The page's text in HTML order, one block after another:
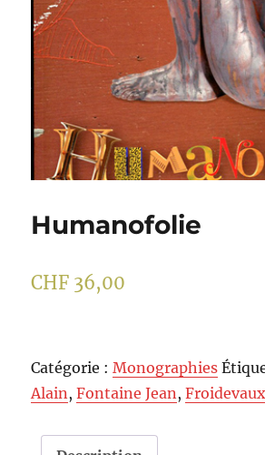
Humanofolie
CHF 36,00
Catégorie : Monographies
Alain ,Fontaine Jean ,